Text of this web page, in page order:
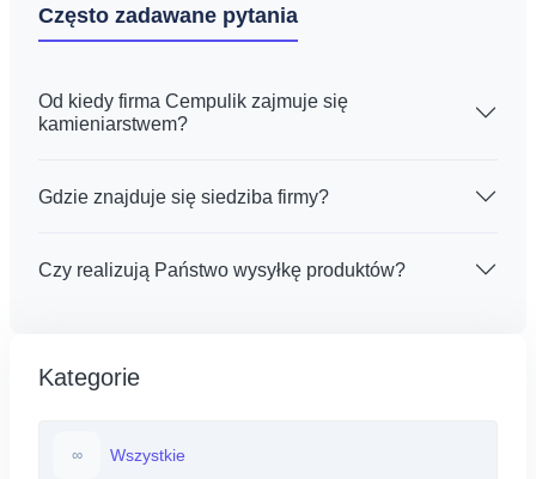
Często zadawane pytania
Od kiedy firma Cempulik zajmuje się
kamieniarstwem?
Gdzie znajduje się siedziba firmy?
Czy realizują Państwo wysyłkę produktów?
Kategorie
∞ Wszystkie